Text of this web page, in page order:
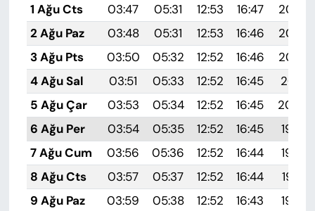
1 Ağu Cts
03:47 05:31 12:53 16:47
20:05
2 Ağu Paz
03:48 05:31 12:53 16:46
20:04
3 Ağu Pts
03:50 05:32 12:52 16:46
20:03
4 Ağu Sal
03:51 05:33 12:52 16:45
20:01
5 Ağu Çar
03:53 05:34 12:52 16:45
20:00
6 Ağu Per
03:54 05:35 12:52 16:45
19:59
7 Ağu Cum
03:56 05:36 12:52 16:44
19:58
8 Ağu Cts
03:57 05:37 12:52 16:44
19:57
9 Ağu Paz
03:59 05:38 12:52 16:43
19:55